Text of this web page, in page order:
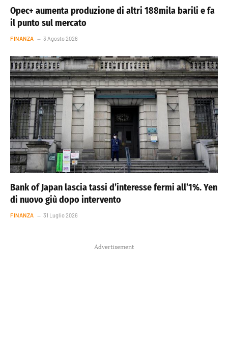
Opec+ aumenta produzione di altri 188mila barili e fa
il punto sul mercato
FINANZA 3 Agosto 2026
Bank of Japan lascia tassi d’interesse fermi all’1%. Yen
di nuovo giù dopo intervento
FINANZA 31 Luglio 2026
Advertisement